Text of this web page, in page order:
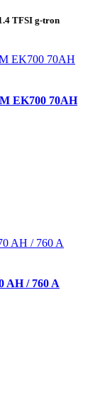
TFSI g-tron
EK700 70AH
AH / 760 A